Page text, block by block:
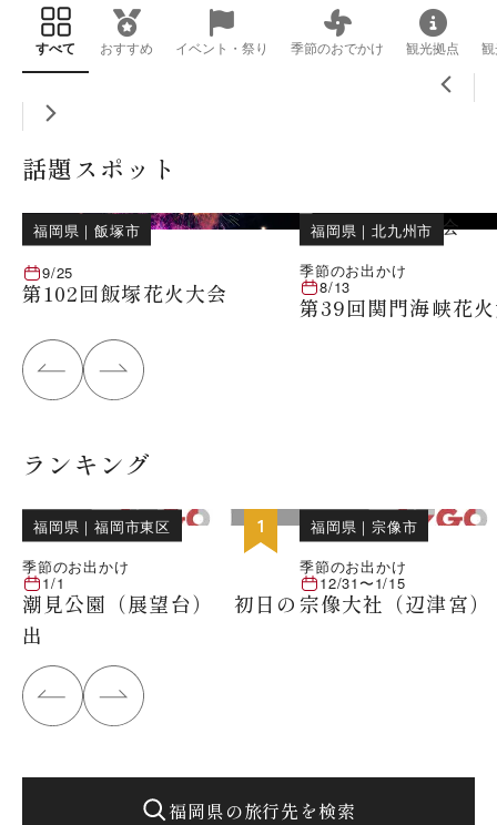
すべて おすすめ イベント・祭り 季節のおでかけ 観光拠点
話題スポット
福岡県 ｜飯塚市
9/25
第102回飯塚花火大会
福岡県 ｜北九州市
季節のお出かけ
8/13
第39回関門海峡花
ランキング
1 位
福岡県 ｜福岡市東区
季節のお出かけ
1/1
潮見公園（展望台） 初日の
出
福岡県 ｜ 宗像市
季節のお出かけ
12/31〜1/15
宗像大社（辺津宮
福岡県の旅行先を検索